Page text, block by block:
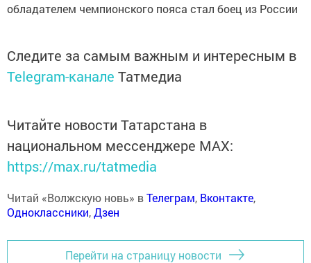
обладателем чемпионского пояса стал боец из России
Следите за самым важным и интересным в
Telegram-канале Татмедиа
Читайте новости Татарстана в
национальном мессенджере MАХ:
https://max.ru/tatmedia
Читай «Волжскую новь» вТелеграм, Вконтакте,
Одноклассники,Дзен
Перейти на страницу новости